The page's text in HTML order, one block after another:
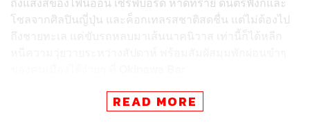
โซลจากศิลปินญี่ปุ่น และค็อกเทลรสชาติสดชื่น แต่ไม่ต้องไป
READ MORE